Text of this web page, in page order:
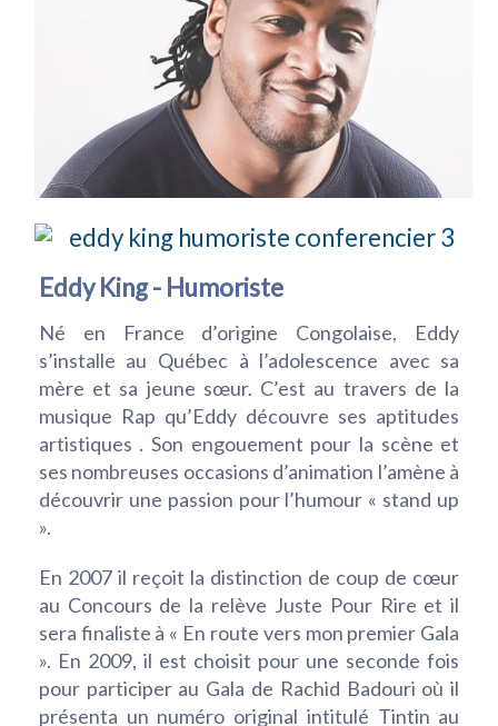
Eddy King - Humoriste
Né en France d’origine Congolaise, Eddy
s’installe au Québec à l’adolescence avec sa
mère et sa jeune sœur. C’est au travers de la
musique Rap qu’Eddy découvre ses aptitudes
artistiques . Son engouement pour la scène et
ses nombreuses occasions d’animation l’amène à
découvrir une passion pour l’humour « stand up
».
En 2007 il reçoit la distinction de coup de cœur
au Concours de la relève Juste Pour Rire et il
sera finaliste à « En route vers mon premier Gala
». En 2009, il est choisit pour une seconde fois
pour participer au Gala de Rachid Badouri où il
présenta un numéro original intitulé Tintin au